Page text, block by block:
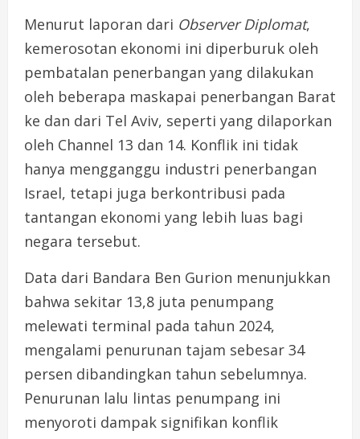
Menurut laporan dari Observer Diplomat,
kemerosotan ekonomi ini diperburuk oleh
pembatalan penerbangan yang dilakukan
oleh beberapa maskapai penerbangan Barat
ke dan dari Tel Aviv, seperti yang dilaporkan
oleh Channel 13 dan 14. Konflik ini tidak
hanya mengganggu industri penerbangan
Israel, tetapi juga berkontribusi pada
tantangan ekonomi yang lebih luas bagi
negara tersebut.
Data dari Bandara Ben Gurion menunjukkan
bahwa sekitar 13,8 juta penumpang
melewati terminal pada tahun 2024,
mengalami penurunan tajam sebesar 34
persen dibandingkan tahun sebelumnya.
Penurunan lalu lintas penumpang ini
menyoroti dampak signifikan konflik